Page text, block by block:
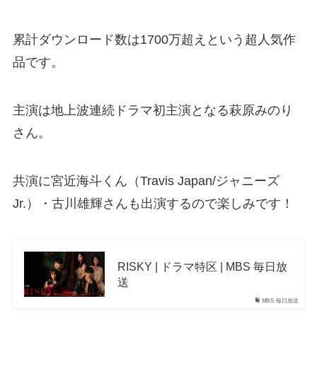
累計ダウンロード数は1700万超えという超人気作
品です。
主演は地上波連続ドラマ初主演となる萩原みのり
さん。
共演に宮近海斗くん（Travis Japan/ジャニーズ
Jr.）・古川雄輝さんも出演するので楽しみです！
MBS 毎日放送
RISKY | ドラマ特区 | MBS 毎日放
送